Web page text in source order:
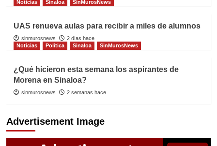
Noticias Sinaloa SinMurosNews
UAS renueva aulas para recibir a miles de alumnos
sinmurosnews
2 días hace
Noticias
Politica Sinaloa SinMurosNews
¿Qué hicieron esta semana los aspirantes de
Morena en Sinaloa?
sinmurosnews 2 semanas hace
Advertisement Image